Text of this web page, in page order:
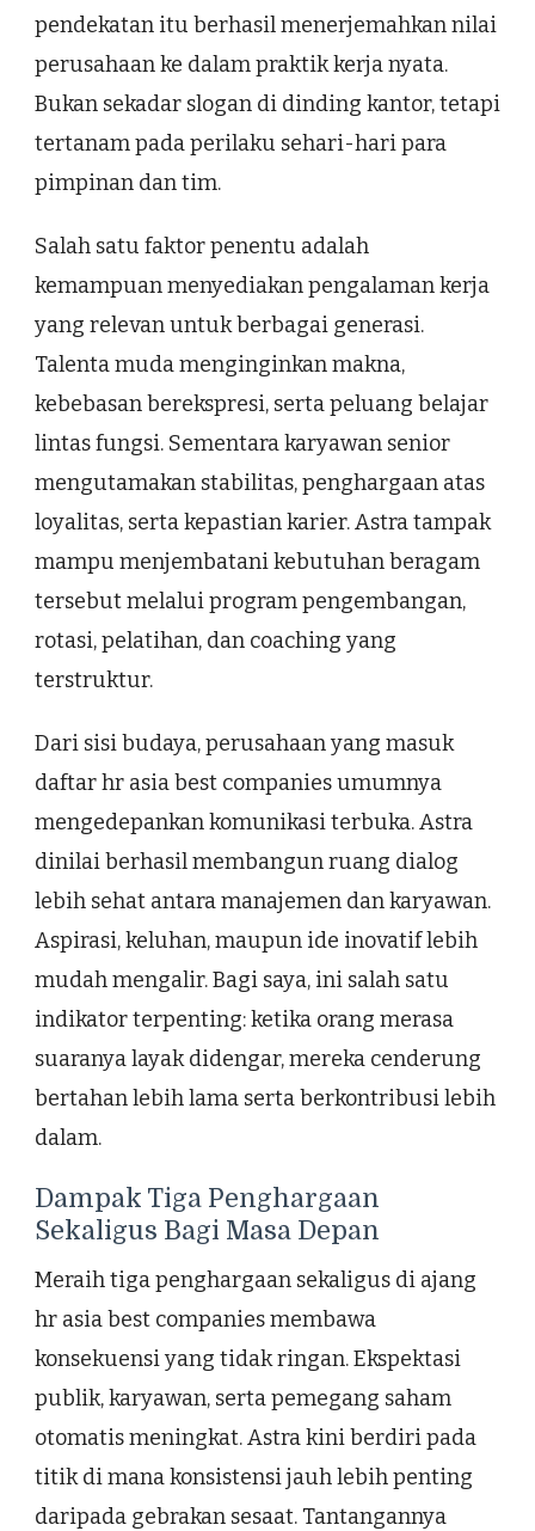
pendekatan itu berhasil menerjemahkan nilai
perusahaan ke dalam praktik kerja nyata.
Bukan sekadar slogan di dinding kantor, tetapi
tertanam pada perilaku sehari-hari para
pimpinan dan tim.
Salah satu faktor penentu adalah
kemampuan menyediakan pengalaman kerja
yang relevan untuk berbagai generasi.
Talenta muda menginginkan makna,
kebebasan berekspresi, serta peluang belajar
lintas fungsi. Sementara karyawan senior
mengutamakan stabilitas, penghargaan atas
loyalitas, serta kepastian karier. Astra tampak
mampu menjembatani kebutuhan beragam
tersebut melalui program pengembangan,
rotasi, pelatihan, dan coaching yang
terstruktur.
Dari sisi budaya, perusahaan yang masuk
daftar hr asia best companies umumnya
mengedepankan komunikasi terbuka. Astra
dinilai berhasil membangun ruang dialog
lebih sehat antara manajemen dan karyawan.
Aspirasi, keluhan, maupun ide inovatif lebih
mudah mengalir. Bagi saya, ini salah satu
indikator terpenting: ketika orang merasa
suaranya layak didengar, mereka cenderung
bertahan lebih lama serta berkontribusi lebih
dalam.
Dampak Tiga Penghargaan
Sekaligus Bagi Masa Depan
Meraih tiga penghargaan sekaligus di ajang
hr asia best companies membawa
konsekuensi yang tidak ringan. Ekspektasi
publik, karyawan, serta pemegang saham
otomatis meningkat. Astra kini berdiri pada
titik di mana konsistensi jauh lebih penting
daripada gebrakan sesaat. Tantangannya